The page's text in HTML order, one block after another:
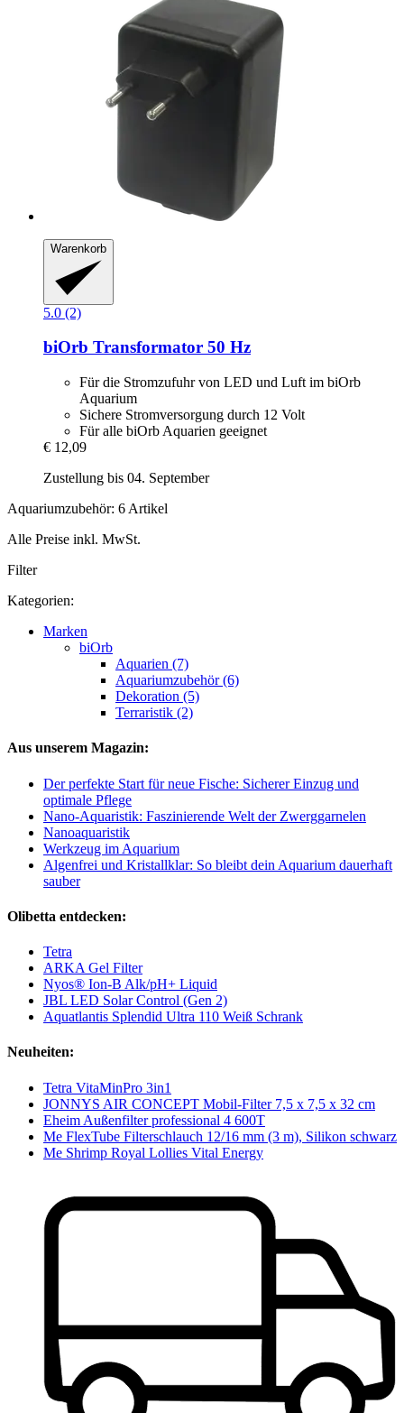
Warenkorb
5.0 (2)
biOrb Transformator 50 Hz
Für die Stromzufuhr von LED und Luft im biOrb
Aquarium
Sichere Stromversorgung durch 12 Volt
Für alle biOrb Aquarien geeignet
€ 12,09
Zustellung bis 04. September
Aquariumzubehör: 6 Artikel
Alle Preise inkl. MwSt.
Filter
Kategorien:
Marken
biOrb
Aquarien (7)
Aquariumzubehör (6)
Dekoration (5)
Terraristik (2)
Aus unserem Magazin:
Der perfekte Start für neue Fische: Sicherer Einzug und
optimale Pflege
Nano-Aquaristik: Faszinierende Welt der Zwerggarnelen
Nanoaquaristik
Werkzeug im Aquarium
Algenfrei und Kristallklar: So bleibt dein Aquarium dauerhaft
sauber
Olibetta entdecken:
Tetra
ARKA Gel Filter
Nyos® Ion-B Alk/pH+ Liquid
JBL LED Solar Control (Gen 2)
Aquatlantis Splendid Ultra 110 Weiß Schrank
Neuheiten:
Tetra VitaMinPro 3in1
JONNYS AIR CONCEPT Mobil-Filter 7,5 x 7,5 x 32 cm
Eheim Außenfilter professional 4 600T
Me FlexTube Filterschlauch 12/16 mm (3 m), Silikon schwarz
Me Shrimp Royal Lollies Vital Energy